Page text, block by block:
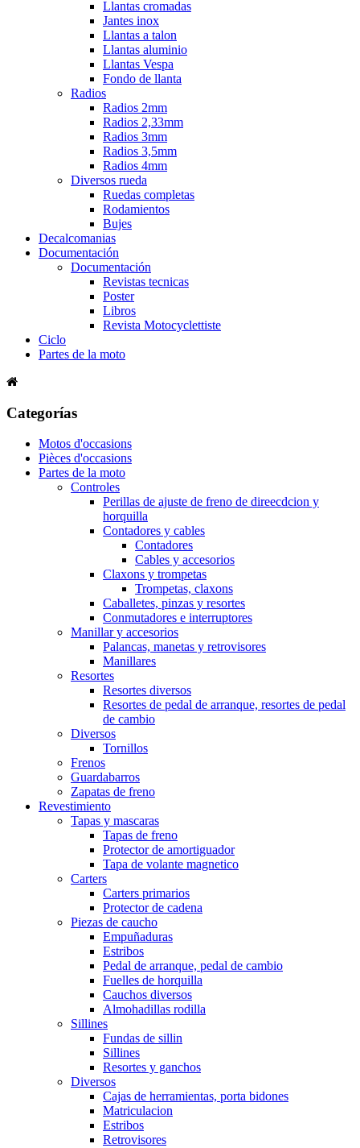
Llantas cromadas
Jantes inox
Llantas a talon
Llantas aluminio
Llantas Vespa
Fondo de llanta
Radios
Radios 2mm
Radios 2,33mm
Radios 3mm
Radios 3,5mm
Radios 4mm
Diversos rueda
Ruedas completas
Rodamientos
Bujes
Decalcomanias
Documentación
Documentación
Revistas tecnicas
Poster
Libros
Revista Motocyclettiste
Ciclo
Partes de la moto
Categorías
Motos d'occasions
Pièces d'occasions
Partes de la moto
Controles
Perillas de ajuste de freno de direecdcion y
horquilla
Contadores y cables
Contadores
Cables y accesorios
Claxons y trompetas
Trompetas, claxons
Caballetes, pinzas y resortes
Conmutadores e interruptores
Manillar y accesorios
Palancas, manetas y retrovisores
Manillares
Resortes
Resortes diversos
Resortes de pedal de arranque, resortes de pedal
de cambio
Diversos
Tornillos
Frenos
Guardabarros
Zapatas de freno
Revestimiento
Tapas y mascaras
Tapas de freno
Protector de amortiguador
Tapa de volante magnetico
Carters
Carters primarios
Protector de cadena
Piezas de caucho
Empuñaduras
Estribos
Pedal de arranque, pedal de cambio
Fuelles de horquilla
Cauchos diversos
Almohadillas rodilla
Sillines
Fundas de sillin
Sillines
Resortes y ganchos
Diversos
Cajas de herramientas, porta bidones
Matriculacion
Estribos
Retrovisores